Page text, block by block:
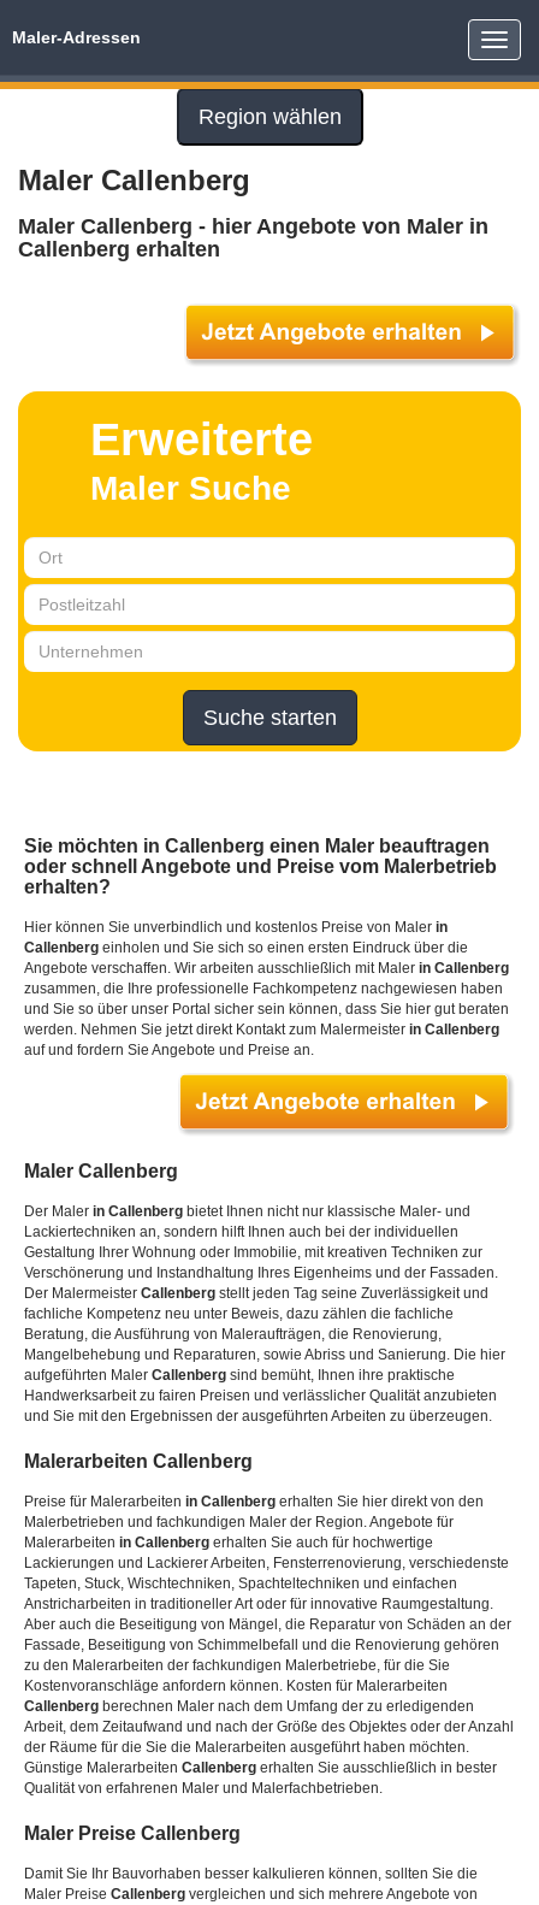
Toggle
Maler-Adressen
Region wählen
Maler Callenberg
Maler Callenberg - hier Angebote von Maler in
Callenberg erhalten
Erweiterte
Maler Suche
Suche starten
Sie möchten in Callenberg einen Maler beauftragen
oder schnell Angebote und Preise vom Malerbetrieb
erhalten?
Hier können Sie unverbindlich und kostenlos Preise von Maler in
Callenberg einholen und Sie sich so einen ersten Eindruck über die
Angebote verschaffen. Wir arbeiten ausschließlich mit Maler in Callenberg
zusammen, die Ihre professionelle Fachkompetenz nachgewiesen haben
und Sie so über unser Portal sicher sein können, dass Sie hier gut beraten
werden. Nehmen Sie jetzt direkt Kontakt zum Malermeister in Callenberg
auf und fordern Sie Angebote und Preise an.
Maler Callenberg
Der Maler in Callenberg bietet Ihnen nicht nur klassische Maler- und
Lackiertechniken an, sondern hilft Ihnen auch bei der individuellen
Gestaltung Ihrer Wohnung oder Immobilie, mit kreativen Techniken zur
Verschönerung und Instandhaltung Ihres Eigenheims und der Fassaden.
Der Malermeister Callenberg stellt jeden Tag seine Zuverlässigkeit und
fachliche Kompetenz neu unter Beweis, dazu zählen die fachliche
Beratung, die Ausführung von Maleraufträgen, die Renovierung,
Mangelbehebung und Reparaturen, sowie Abriss und Sanierung. Die hier
aufgeführten Maler Callenberg sind bemüht, Ihnen ihre praktische
Handwerksarbeit zu fairen Preisen und verlässlicher Qualität anzubieten
und Sie mit den Ergebnissen der ausgeführten Arbeiten zu überzeugen.
Malerarbeiten Callenberg
Preise für Malerarbeiten in Callenberg erhalten Sie hier direkt von den
Malerbetrieben und fachkundigen Maler der Region. Angebote für
Malerarbeiten in Callenberg erhalten Sie auch für hochwertige
Lackierungen und Lackierer Arbeiten, Fensterrenovierung, verschiedenste
Tapeten, Stuck, Wischtechniken, Spachteltechniken und einfachen
Anstricharbeiten in traditioneller Art oder für innovative Raumgestaltung.
Aber auch die Beseitigung von Mängel, die Reparatur von Schäden an der
Fassade, Beseitigung von Schimmelbefall und die Renovierung gehören
zu den Malerarbeiten der fachkundigen Malerbetriebe, für die Sie
Kostenvoranschläge anfordern können. Kosten für Malerarbeiten
Callenberg berechnen Maler nach dem Umfang der zu erledigenden
Arbeit, dem Zeitaufwand und nach der Größe des Objektes oder der Anzahl
der Räume für die Sie die Malerarbeiten ausgeführt haben möchten.
Günstige Malerarbeiten Callenberg erhalten Sie ausschließlich in bester
Qualität von erfahrenen Maler und Malerfachbetrieben.
Maler Preise Callenberg
Damit Sie Ihr Bauvorhaben besser kalkulieren können, sollten Sie die
Maler Preise Callenberg vergleichen und sich mehrere Angebote von